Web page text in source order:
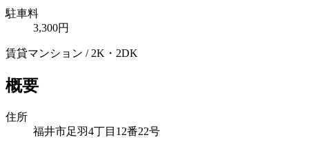
駐車料
3,300円
賃貸マンション / 2K・2DK
概要
住所
福井市足羽4丁目12番22号